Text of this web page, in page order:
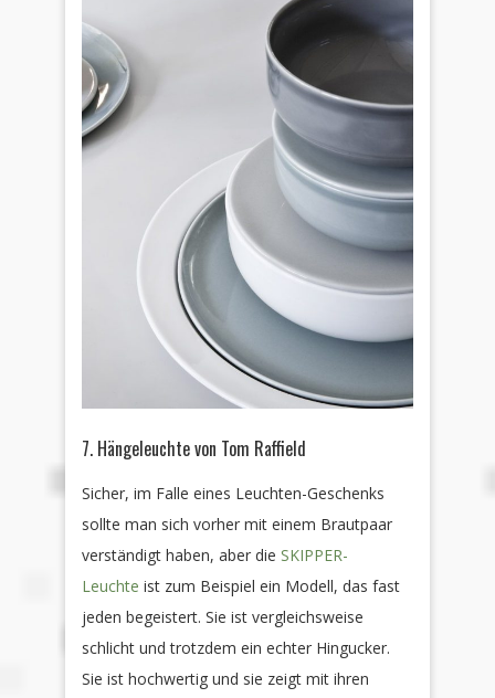
7. Hängeleuchte von Tom Raffield
Sicher, im Falle eines Leuchten-Geschenks
sollte man sich vorher mit einem Brautpaar
verständigt haben, aber die SKIPPER-
Leuchte ist zum Beispiel ein Modell, das fast
jeden begeistert. Sie ist vergleichsweise
schlicht und trotzdem ein echter Hingucker.
Sie ist hochwertig und sie zeigt mit ihren